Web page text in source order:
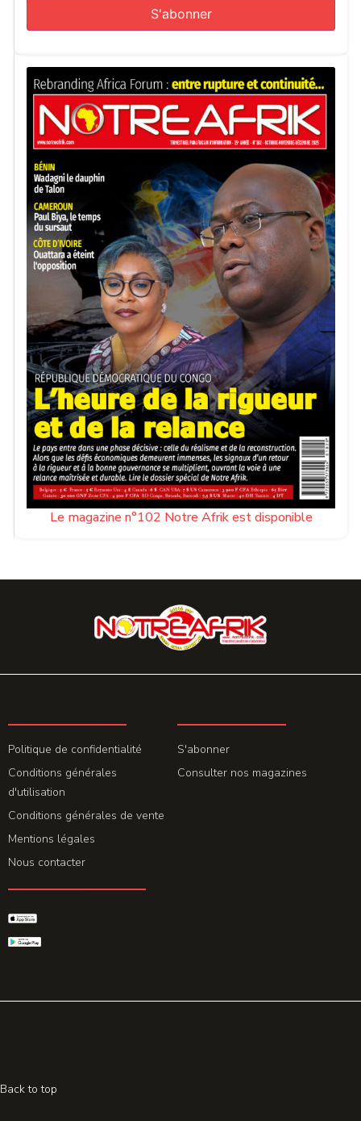
Le magazine n°102 Notre Afrik est disponible
Politique de confidentialité
Conditions générales
d'utilisation
Conditions générales de vente
Mentions légales
Nous contacter
S'abonner
Consulter nos magazines
Back to top